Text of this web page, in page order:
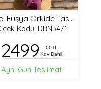
Özel Fuşya Orkide Tasarım
Kodu: DRN3471
2499
,00TL
Kdv Dahil
Aynı Gün Teslimat